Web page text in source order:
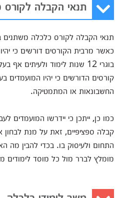
תנאי הקבלה לקורס
תנאי הקבלה לקורס כלכלה משתנים
בוגרי 12 שנות לימוד
קורסים הדורשים כי יהיו המועמדים
החשבונאות או המתמטיקה.
כמו כן, ייתכן כי יידרשו המועמדים
קבלה ספציפיים, זאת על מנת
התחום ולעיסוק בו. בכדי להבין מה
מומלץ לברר מול כל מוסד לימודים